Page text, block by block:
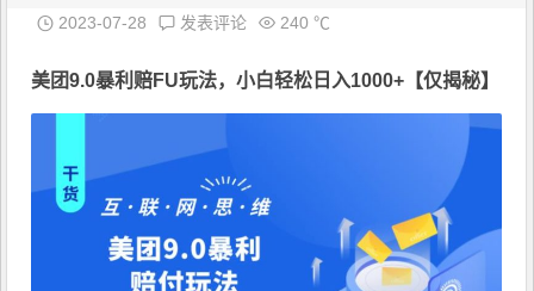
2023-07-28 发表评论 240 ℃
美团9.0暴利赔FU玩法，小白轻松日入1000+【仅揭秘】